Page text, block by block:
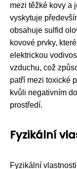
mezi těžké kovy a
vyskytuje
obsahuje sulfid
kovové prvky,
elektrickou
vzduchu, což
patří mezi toxické
kvůli negativním
prostředí.
Fyzikální
Fyzikální